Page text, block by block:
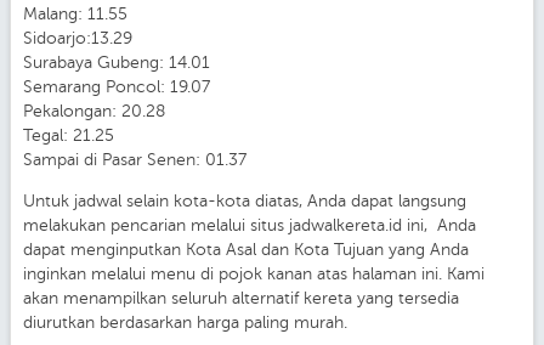
Malang: 11.55
Sidoarjo:13.29
Surabaya Gubeng: 14.01
Semarang Poncol: 19.07
Pekalongan: 20.28
Tegal: 21.25
Sampai di Pasar Senen: 01.37
Untuk jadwal selain kota-kota diatas, Anda dapat langsung
melakukan pencarian melalui situs jadwalkereta.id ini, Anda
dapat menginputkan Kota Asal dan Kota Tujuan yang Anda
inginkan melalui menu di pojok kanan atas halaman ini. Kami
akan menampilkan seluruh alternatif kereta yang tersedia
diurutkan berdasarkan harga paling murah.